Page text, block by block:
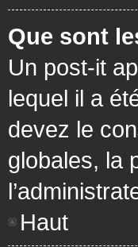
Que sont
Un post-it
lequel il a
devez le
globales, la
Haut